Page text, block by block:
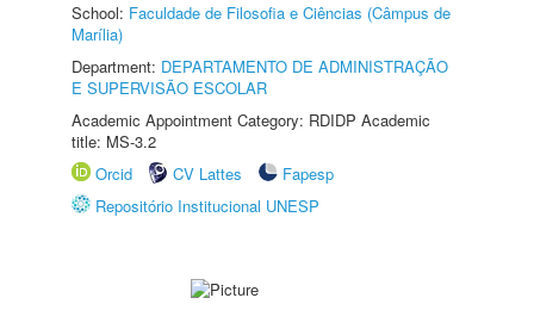
School: Faculdade de Filosofia e Ciências (Câmpus de
Marília)
Department: DEPARTAMENTO DE ADMINISTRAÇÃO
E SUPERVISÃO ESCOLAR
Academic Appointment Category: RDIDP Academic
title: MS-3.2
Orcid
CV Lattes
Fapesp
Repositório Institucional UNESP